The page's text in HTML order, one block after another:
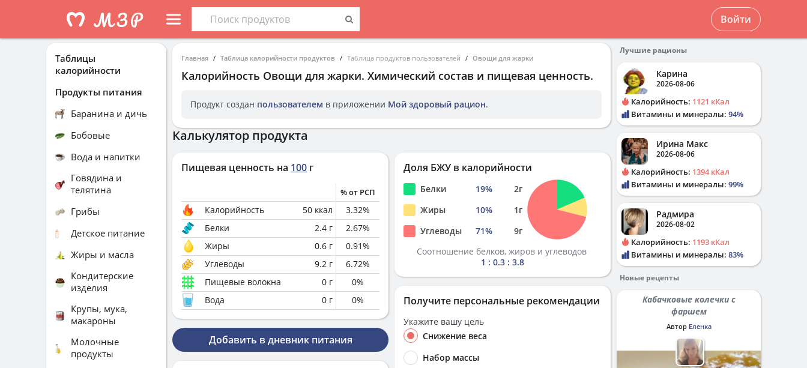
Войти
Главная Таблица калорийности продуктов Таблица продуктов пользователей Овощи для жарки
Калорийность Овощи для жарки. Химический состав и пищевая ценность.
Продукт создан пользователем в приложении Мой здоровый рацион.
Калькулятор продукта
Пищевая ценность на 100 г
% от РСП
Калорийность 50 ккал 3.32%
Белки
2.4 г 2.67%
Жиры
0.6 г 0.91%
Углеводы
9.2 г 6.72%
Пищевые волокна
0 г 0%
Вода
0 г 0%
Добавить в дневник питания
Доля БЖУ в калорийности
Белки 19% 2г
Жиры
10% 1г
Углеводы
71% 9г
Соотношение белков, жиров и углеводов
1 : 0.3 : 3.8
Получите персональные рекомендации
Укажите вашу цель
Снижение веса
Набор массы
Таблицы
калорийности
Продукты питания
Баранина и дичь
Бобовые
Вода и напитки
Говядина и
телятина
Грибы
Детское питание
Жиры и масла
Кондитерские
изделия
Крупы, мука,
макароны
Молочные
продукты
Лучшие рационы
Карина
2026-08-06
Калорийность: 1121 кКал
Витамины и минералы: 94%
Ирина Макс
2026-08-06
Калорийность: 1394 кКал
Витамины и минералы: 99%
Радмира
2026-08-02
Калорийность: 1193 кКал
Витамины и минералы: 83%
Новые рецепты
Кабачковые колечки с
фаршем
Автор Еленка